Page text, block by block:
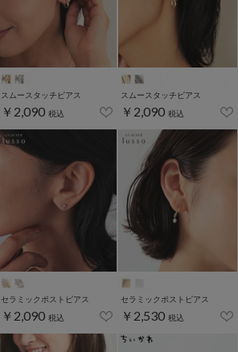
スムースタッチピアス
￥2,090 税込
スムースタッチピアス
￥2,090 税込
セラミックポストピアス
￥2,090 税込
セラミックポストピアス
￥2,530 税込